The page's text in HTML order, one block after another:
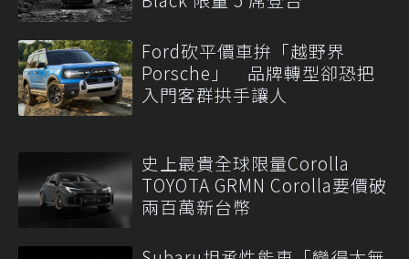
Ford砍平價車拚「越野界
Porsche」 品牌轉型卻恐把
入門客群拱手讓人
史上最貴全球限量Corolla
TOYOTA GRMN Corolla要價破
兩百萬新台幣